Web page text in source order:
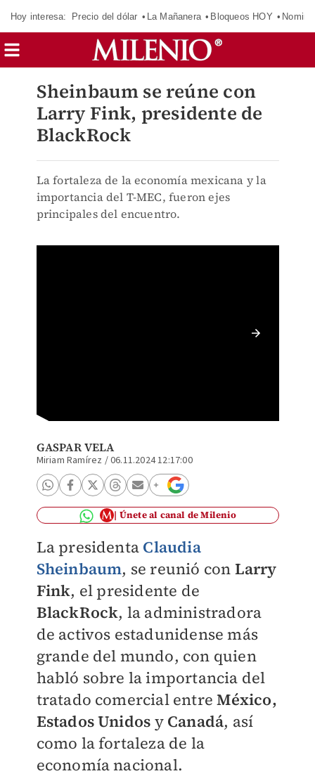
Hoy interesa: Precio del dólar La Mañanera Bloqueos HOY
Sheinbaum se reúne con
Larry Fink, presidente de
BlackRock
La fortaleza de la economía mexicana y la
importancia del T-MEC, fueron ejes
principales del encuentro.
GASPAR VELA
Miriam Ramírez /06.11.2024 12:17:00
Únete al canal de Milenio
La presidenta Claudia
Sheinbaum, se reunió con Larry
Fink, el presidente de
BlackRock, la administradora
de activos estadunidense más
grande del mundo, con quien
habló sobre la importancia del
tratado comercial entreMéxico,
Estados Unidos y Canadá, así
como la fortaleza de la
economía nacional.